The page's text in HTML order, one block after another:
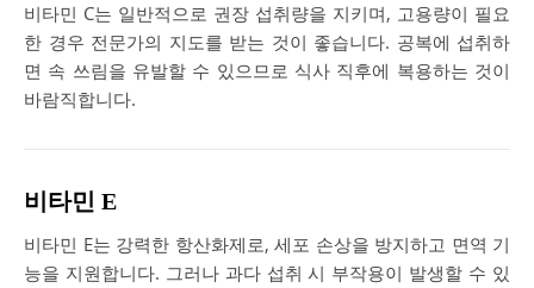
비타민 C는 일반적으로 권장 섭취량을 지키며, 고용량이 필요
한 경우 전문가의 지도를 받는 것이 좋습니다. 공복에 섭취하
면 속 쓰림을 유발할 수 있으므로 식사 직후에 복용하는 것이
바람직합니다.
비타민 E
비타민 E는 강력한 항산화제로, 세포 손상을 방지하고 면역 기
능을 지원합니다. 그러나 과다 섭취 시 부작용이 발생할 수 있